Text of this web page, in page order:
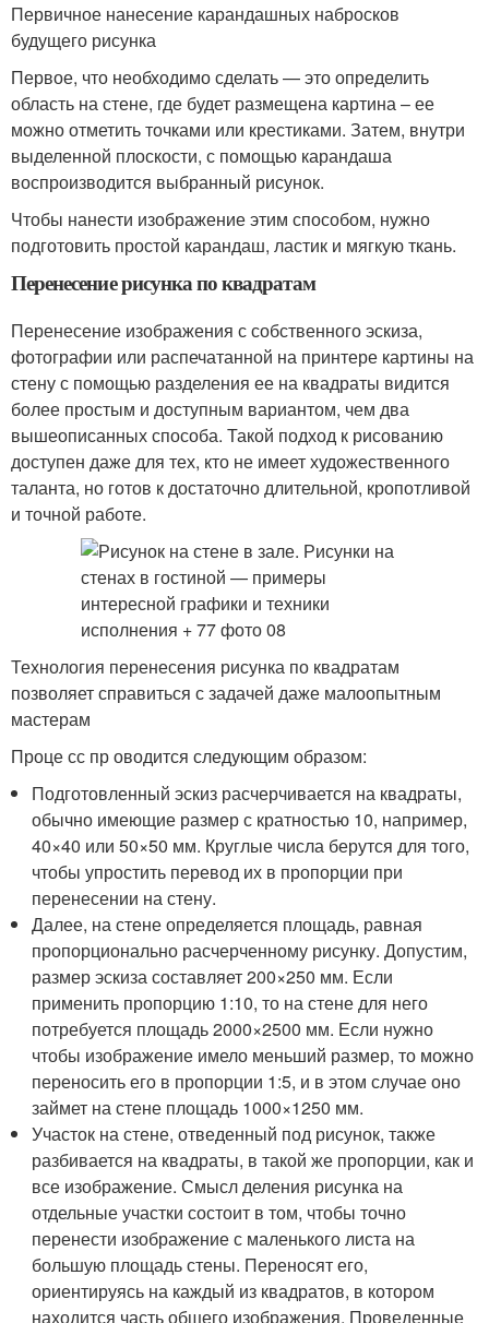
Первичное нанесение карандашных набросков
будущего рисунка
Первое, что необходимо сделать — это определить
область на стене, где будет размещена картина – ее
можно отметить точками или крестиками. Затем, внутри
выделенной плоскости, с помощью карандаша
воспроизводится выбранный рисунок.
Чтобы нанести изображение этим способом, нужно
подготовить простой карандаш, ластик и мягкую ткань.
Перенесение рисунка по квадратам
Перенесение изображения с собственного эскиза,
фотографии или распечатанной на принтере картины на
стену с помощью разделения ее на квадраты видится
более простым и доступным вариантом, чем два
вышеописанных способа. Такой подход к рисованию
доступен даже для тех, кто не имеет художественного
таланта, но готов к достаточно длительной, кропотливой
и точной работе.
Технология перенесения рисунка по квадратам
позволяет справиться с задачей даже малоопытным
мастерам
Проце сс пр оводится следующим образом:
Подготовленный эскиз расчерчивается на квадраты,
обычно имеющие размер с кратностью 10, например,
40×40 или 50×50 мм. Круглые числа берутся для того,
чтобы упростить перевод их в пропорции при
перенесении на стену.
Далее, на стене определяется площадь, равная
пропорционально расчерченному рисунку. Допустим,
размер эскиза составляет 200×250 мм. Если
применить пропорцию 1:10, то на стене для него
потребуется площадь 2000×2500 мм. Если нужно
чтобы изображение имело меньший размер, то можно
переносить его в пропорции 1:5, и в этом случае оно
займет на стене площадь 1000×1250 мм.
Участок на стене, отведенный под рисунок, также
разбивается на квадраты, в такой же пропорции, как и
все изображение. Смысл деления рисунка на
отдельные участки состоит в том, чтобы точно
перенести изображение с маленького листа на
большую площадь стены. Переносят его,
ориентируясь на каждый из квадратов, в котором
находится часть общего изображения. Проведенные